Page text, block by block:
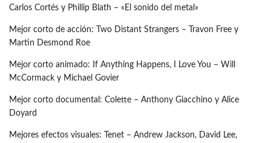
Carlos Cortés y Phillip Blath – «El sonido del metal»
Mejor corto de acción: Two Distant Strangers – Travon Free y
Martin Desmond Roe
Mejor corto animado: If Anything Happens, I Love You – Will
McCormack y Michael Govier
Mejor corto documental: Colette – Anthony Giacchino y Alice
Doyard
Mejores efectos visuales: Tenet – Andrew Jackson, David Lee,